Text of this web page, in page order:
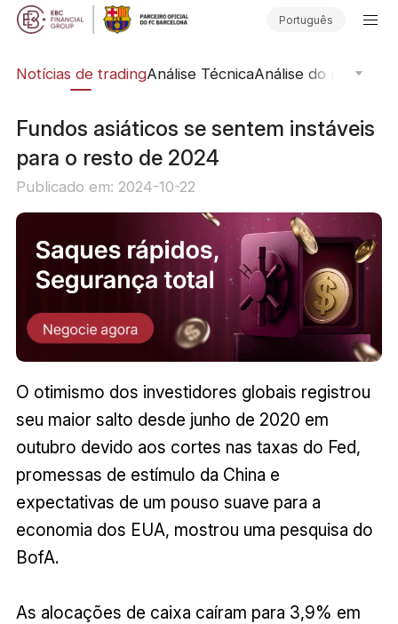
Português
Notícias de tradingAnálise TécnicaAnálise do mercado
Fundos asiáticos se sentem instáveis ​​
para o resto de 2024
Publicado em: 2024-10-22
O otimismo dos investidores globais registrou
seu maior salto desde junho de 2020 em
outubro devido aos cortes nas taxas do Fed,
promessas de estímulo da China e
expectativas de um pouso suave para a
economia dos EUA, mostrou uma pesquisa do
BofA.
As alocações de caixa caíram para 3,9% em